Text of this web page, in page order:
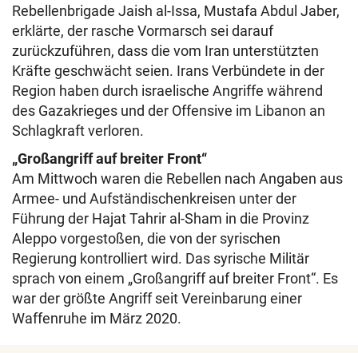
Rebellenbrigade Jaish al-Issa, Mustafa Abdul Jaber,
erklärte, der rasche Vormarsch sei darauf
zurückzuführen, dass die vom Iran unterstützten
Kräfte geschwächt seien. Irans Verbündete in der
Region haben durch israelische Angriffe während
des Gazakrieges und der Offensive im Libanon an
Schlagkraft verloren.
„Großangriff auf breiter Front“
Am Mittwoch waren die Rebellen nach Angaben aus
Armee- und Aufständischenkreisen unter der
Führung der Hajat Tahrir al-Sham in die Provinz
Aleppo vorgestoßen, die von der syrischen
Regierung kontrolliert wird. Das syrische Militär
sprach von einem „Großangriff auf breiter Front“. Es
war der größte Angriff seit Vereinbarung einer
Waffenruhe im März 2020.